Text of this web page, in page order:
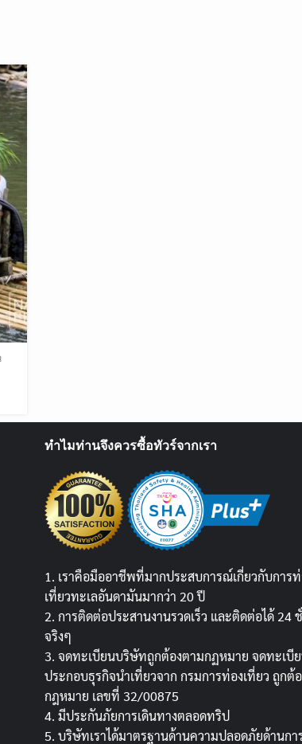
ทำไมท่านจึงควรซื้อทัวร์จากเรา
1. เราคือมืออาชีพที่มากประสบการณ์เกี่ยวกับการท่
เที่ยวทะเลอันดามันมากว่า 20 ปี
2. การติดต่อประสานงานรวดเร็ว และติดต่อได้ 24
จริงๆ
3. จดทะเบียนบริษัทถูกต้องตามกฏหมาย จดทะเบี
ประกอบธุรกิจนำเที่ยวจาก กรมการท่องเที่ยว ถูกต้
กฎหมาย เลขที่ 32/00875
4. มีประกันภัยการเดินทางตลอดทริป
5. บริษัทเราได้มาตรฐานด้านความปลอดภัยด้านกา